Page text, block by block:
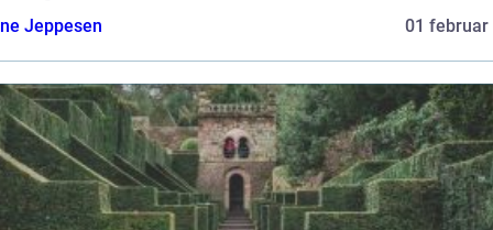
Jeppesen
01 februar